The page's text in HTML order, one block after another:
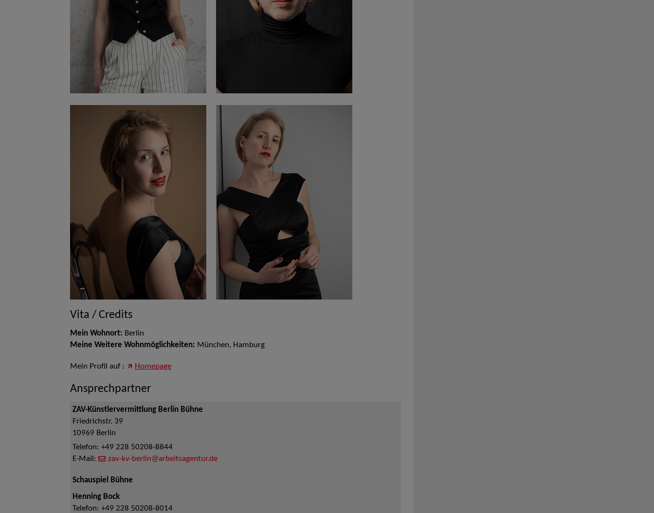
Vita / Credits
Mein Wohnort: Berlin
Meine Weitere Wohnmöglichkeiten: München, Hamburg
Mein Profil auf : Homepage
Ansprechpartner
ZAV-Künstlervermittlung Berlin Bühne
Friedrichstr. 39
10969 Berlin
Telefon: +49 228 50208-8844
E-Mail:
zav-kv-berlin@arbeitsagentur.de
Schauspiel Bühne
Henning Bock
Telefon: +49 228 50208-8014